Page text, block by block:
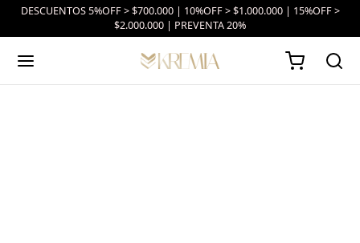
DESCUENTOS 5%OFF > $700.000 | 10%OFF > $1.000.000 | 15%OFF >
$2.000.000 | PREVENTA 20%